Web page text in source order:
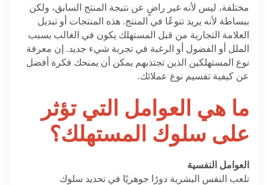
مختلفة، ليس لأنه غير راضٍ عن نتيجة المنتج السابق، ولكن
ببساطة لأنه يريد تنوعًا في المنتج. هذه المنتجات أو تبديل
العلامة التجارية من قبل المستهلك يكون في الغالب بسبب
الملل أو الفضول أو الرغبة في تجربة شيء جديد. إن معرفة
نوع المستهلكين الذين تجتذبهم يمكن أن يمنحك فكرة أفضل
عن كيفية تقسيم نوع عملائك.
ما هي العوامل التي تؤثر
على سلوك المستهلك؟
العوامل النفسية
تلعب النفس البشرية دورًا جوهريًا في تحديد سلوك